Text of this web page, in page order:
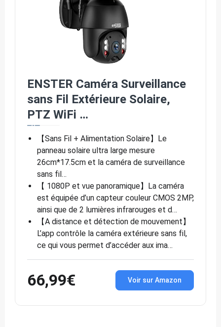
ENSTER Caméra Surveillance
sans Fil Extérieure Solaire,
PTZ WiFi …
【Sans Fil + Alimentation Solaire】Le
panneau solaire ultra large mesure
26cm*17.5cm et la caméra de surveillance
sans fil…
【 1080P et vue panoramique】La caméra
est équipée d’un capteur couleur CMOS 2MP,
ainsi que de 2 lumières infrarouges et d…
【A distance et détection de mouvement】
L’app contrôle la caméra extérieure sans fil,
ce qui vous permet d’accéder aux ima…
66,99€ Voir sur Amazon